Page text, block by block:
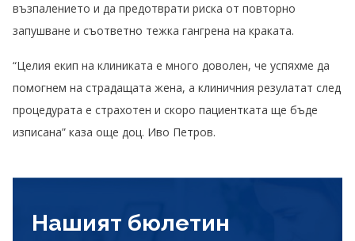
възпалението и да предотврати риска от повторно
запушване и съответно тежка гангрена на краката.
“Целия екип на клиниката е много доволен, че успяхме да
помогнем на страдащата жена, а клиничния резулатат след
процедурата е страхотен и скоро пациентката ще бъде
изписана” каза още доц. Иво Петров.
Нашият бюлетин